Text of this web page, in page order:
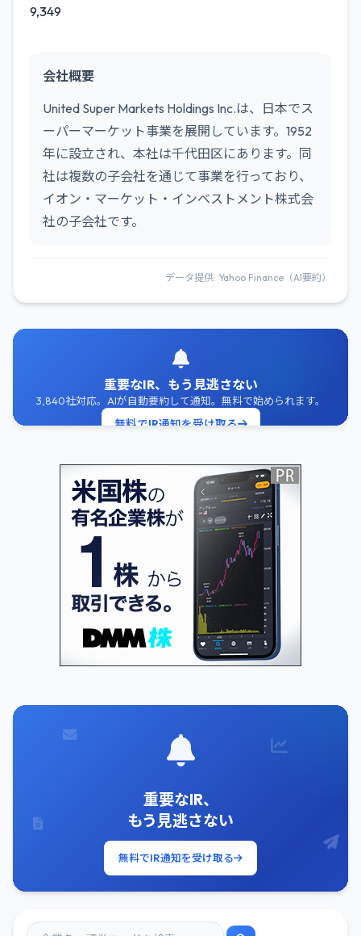
9,349
会社概要
United Super Markets Holdings Inc.は、日本でス
ーパーマーケット事業を展開しています。1952
年に設立され、本社は千代田区にあります。同
社は複数の子会社を通じて事業を行っており、
イオン・マーケット・インベストメント株式会
社の子会社です。
データ提供: Yahoo Finance（AI要約）
重要なIR、もう見逃さない
3,840社対応。AIが自動要約して通知。無料で始められます。
無料でIR通知を受け取る
重要なIR、
もう見逃さない
無料でIR通知を受け取る